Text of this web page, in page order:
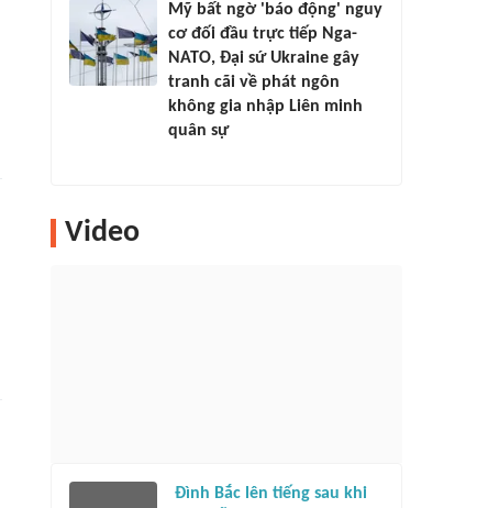
Mỹ bất ngờ 'báo động' nguy
cơ đối đầu trực tiếp Nga-
NATO, Đại sứ Ukraine gây
tranh cãi về phát ngôn
không gia nhập Liên minh
quân sự
Video
Đình Bắc lên tiếng sau khi